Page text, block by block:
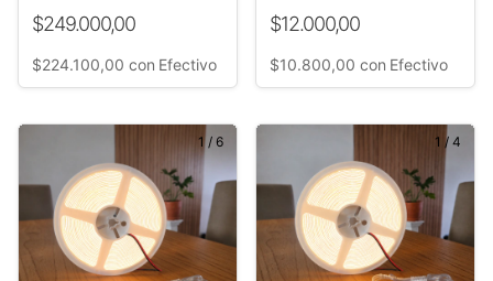
$249.000,00
$224.100,00 con Efectivo
$12.000,00
$10.800,00 con Efectivo
1/ 6 1 / 4